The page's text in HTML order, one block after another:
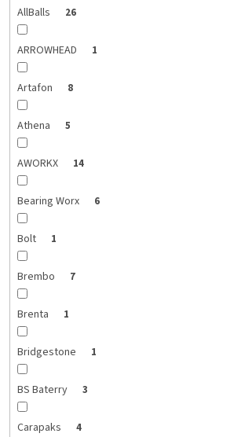
AllBalls 26
ARROWHEAD 1
Artafon 8
Athena 5
AWORKX 14
Bearing Worx 6
Bolt 1
Brembo 7
Brenta 1
Bridgestone 1
BS Baterry 3
Carapaks 4